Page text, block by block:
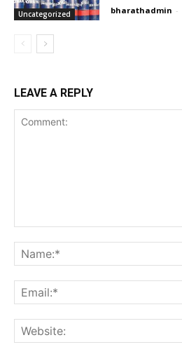
Uncategorized bharathadmin -
LEAVE A REPLY